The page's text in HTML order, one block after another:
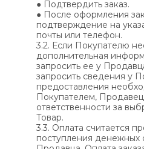
● Подтвердить заказ.
● После оформления
подтверждение на
почты или телефон.
3.2. Если Покупателю
дополнительная
запросить ее у
запросить сведения у
предоставления
Покупателем,
ответственности за
Товар.
3.3. Оплата считается
поступления денежных